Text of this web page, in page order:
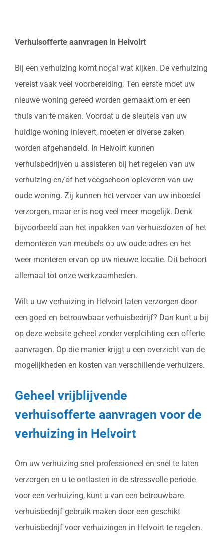
Verhuisofferte aanvragen in Helvoirt
Bij een verhuizing komt nogal wat kijken. De verhuizing
vereist vaak veel voorbereiding. Ten eerste moet uw
nieuwe woning gereed worden gemaakt om er een
thuis van te maken. Voordat u de sleutels van uw
huidige woning inlevert, moeten er diverse zaken
worden afgehandeld. In Helvoirt kunnen
verhuisbedrijven u assisteren bij het regelen van uw
verhuizing en/of het veegschoon opleveren van uw
oude woning. Zij kunnen het vervoer van uw inboedel
verzorgen, maar er is nog veel meer mogelijk. Denk
bijvoorbeeld aan het inpakken van verhuisdozen of het
demonteren van meubels op uw oude adres en het
weer monteren ervan op uw nieuwe locatie. Dit behoort
allemaal tot onze werkzaamheden.
Wilt u uw verhuizing in Helvoirt laten verzorgen door
een goed en betrouwbaar verhuisbedrijf? Dan kunt u bij
op deze website geheel zonder verplcihting een offerte
aanvragen. Op die manier krijgt u een overzicht van de
mogelijkheden en kosten van verschillende verhuizers.
Geheel vrijblijvende
verhuisofferte aanvragen voor de
verhuizing in Helvoirt
Om uw verhuizing snel professioneel en snel te laten
verzorgen en u te ontlasten in de stressvolle periode
voor een verhuizing, kunt u van een betrouwbare
verhuisbedrijf gebruik maken door een geschikt
verhuisbedrijf voor verhuizingen in Helvoirt te regelen.